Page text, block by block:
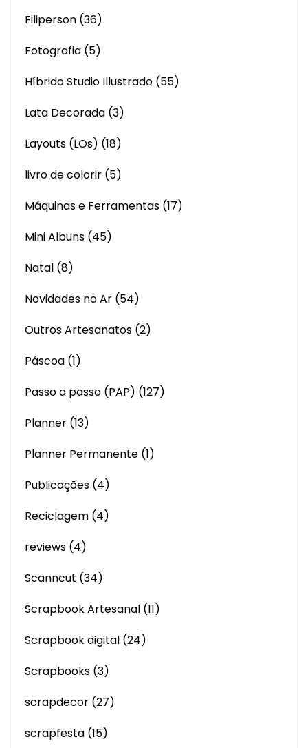
Filiperson (36)
Fotografia (5)
Híbrido Studio Illustrado (55)
Lata Decorada (3)
Layouts (LOs) (18)
livro de colorir (5)
Máquinas e Ferramentas (17)
Mini Albuns (45)
Natal (8)
Novidades no Ar (54)
Outros Artesanatos (2)
Páscoa (1)
Passo a passo (PAP) (127)
Planner (13)
Planner Permanente (1)
Publicações (4)
Reciclagem (4)
reviews (4)
Scanncut (34)
Scrapbook Artesanal (11)
Scrapbook digital (24)
Scrapbooks (3)
scrapdecor (27)
scrapfesta (15)